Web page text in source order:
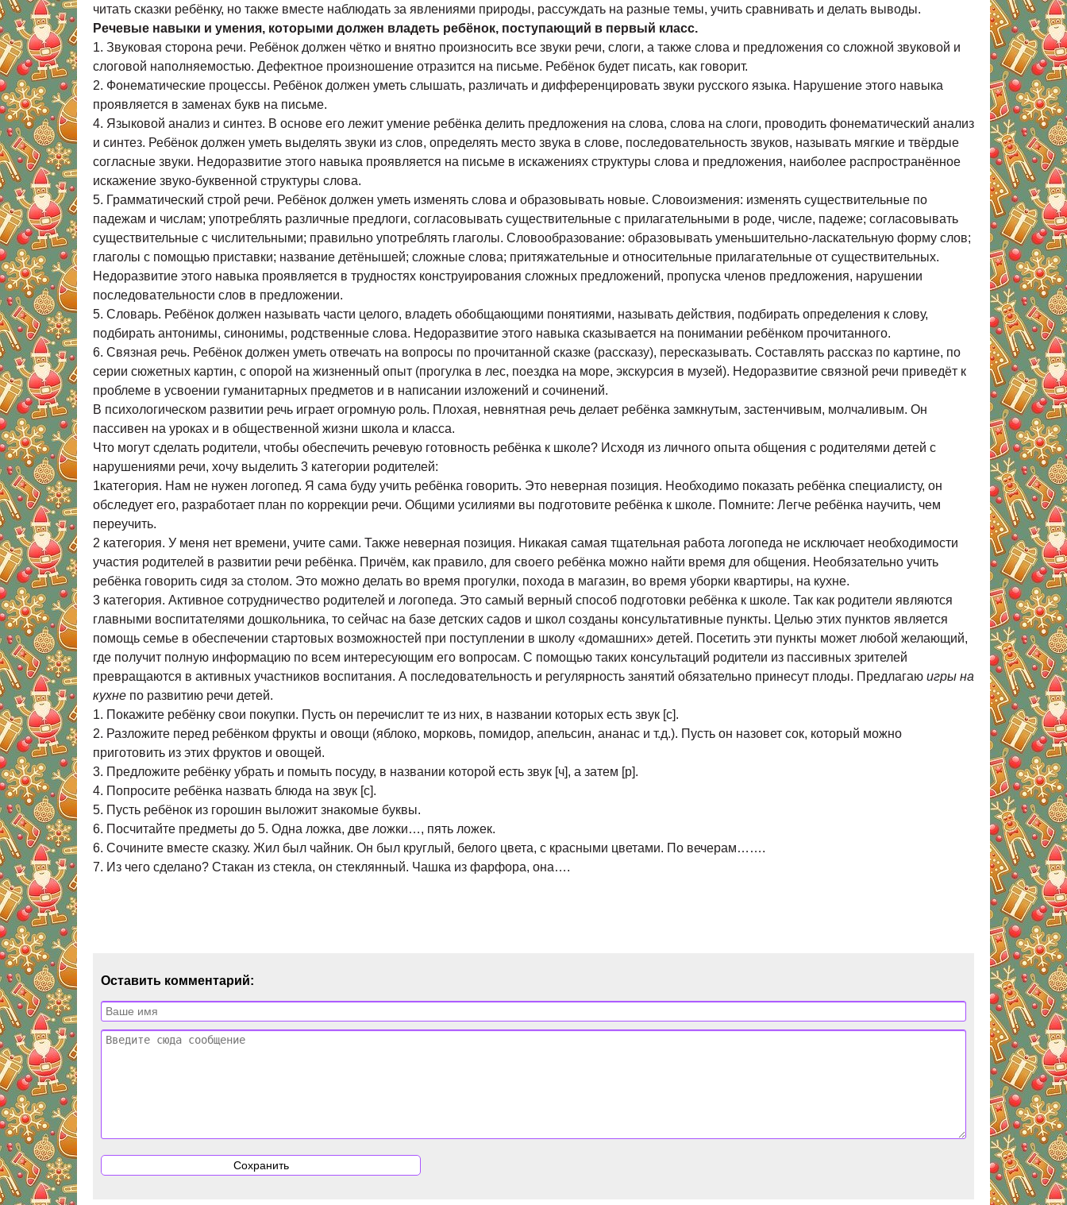
читать сказки ребёнку, но также вместе наблюдать за явлениями природы, рассуждать на разные темы, учить сравнивать и делать выводы.
Речевые навыки и умения, которыми должен владеть ребёнок, поступающий в первый класс.
1. Звуковая сторона речи. Ребёнок должен чётко и внятно произносить все звуки речи, слоги, а также слова и предложения со сложной звуковой и
слоговой наполняемостью. Дефектное произношение отразится на письме. Ребёнок будет писать, как говорит.
2. Фонематические процессы. Ребёнок должен уметь слышать, различать и дифференцировать звуки русского языка. Нарушение этого навыка
проявляется в заменах букв на письме.
4. Языковой анализ и синтез. В основе его лежит умение ребёнка делить предложения на слова, слова на слоги, проводить фонематический анализ
и синтез. Ребёнок должен уметь выделять звуки из слов, определять место звука в слове, последовательность звуков, называть мягкие и твёрдые
согласные звуки. Недоразвитие этого навыка проявляется на письме в искажениях структуры слова и предложения, наиболее распространённое
искажение звуко-буквенной структуры слова.
5. Грамматический строй речи. Ребёнок должен уметь изменять слова и образовывать новые. Словоизмения: изменять существительные по
падежам и числам; употреблять различные предлоги, согласовывать существительные с прилагательными в роде, числе, падеже; согласовывать
существительные с числительными; правильно употреблять глаголы. Словообразование: образовывать уменьшительно-ласкательную форму слов;
глаголы с помощью приставки; название детёнышей; сложные слова; притяжательные и относительные прилагательные от существительных.
Недоразвитие этого навыка проявляется в трудностях конструирования сложных предложений, пропуска членов предложения, нарушении
последовательности слов в предложении.
5. Словарь. Ребёнок должен называть части целого, владеть обобщающими понятиями, называть действия, подбирать определения к слову,
подбирать антонимы, синонимы, родственные слова. Недоразвитие этого навыка сказывается на понимании ребёнком прочитанного.
6. Связная речь. Ребёнок должен уметь отвечать на вопросы по прочитанной сказке (рассказу), пересказывать. Составлять рассказ по картине, по
серии сюжетных картин, с опорой на жизненный опыт (прогулка в лес, поездка на море, экскурсия в музей). Недоразвитие связной речи приведёт к
проблеме в усвоении гуманитарных предметов и в написании изложений и сочинений.
В психологическом развитии речь играет огромную роль. Плохая, невнятная речь делает ребёнка замкнутым, застенчивым, молчаливым. Он
пассивен на уроках и в общественной жизни школа и класса.
Что могут сделать родители, чтобы обеспечить речевую готовность ребёнка к школе? Исходя из личного опыта общения с родителями детей с
нарушениями речи, хочу выделить 3 категории родителей:
1категория. Нам не нужен логопед. Я сама буду учить ребёнка говорить. Это неверная позиция. Необходимо показать ребёнка специалисту, он
обследует его, разработает план по коррекции речи. Общими усилиями вы подготовите ребёнка к школе. Помните: Легче ребёнка научить, чем
переучить.
2 категория. У меня нет времени, учите сами. Также неверная позиция. Никакая самая тщательная работа логопеда не исключает необходимости
участия родителей в развитии речи ребёнка. Причём, как правило, для своего ребёнка можно найти время для общения. Необязательно учить
ребёнка говорить сидя за столом. Это можно делать во время прогулки, похода в магазин, во время уборки квартиры, на кухне.
3 категория. Активное сотрудничество родителей и логопеда. Это самый верный способ подготовки ребёнка к школе. Так как родители являются
главными воспитателями дошкольника, то сейчас на базе детских садов и школ созданы консультативные пункты. Целью этих пунктов является
помощь семье в обеспечении стартовых возможностей при поступлении в школу «домашних» детей. Посетить эти пункты может любой желающий,
где получит полную информацию по всем интересующим его вопросам. С помощью таких консультаций родители из пассивных зрителей
превращаются в активных участников воспитания. А последовательность и регулярность занятий обязательно принесут плоды. Предлагаю игры на
кухне по развитию речи детей.
1. Покажите ребёнку свои покупки. Пусть он перечислит те из них, в названии которых есть звук [с].
2. Разложите перед ребёнком фрукты и овощи (яблоко, морковь, помидор, апельсин, ананас и т.д.). Пусть он назовет сок, который можно
приготовить из этих фруктов и овощей.
3. Предложите ребёнку убрать и помыть посуду, в названии которой есть звук [ч], а затем [р].
4. Попросите ребёнка назвать блюда на звук [с].
5. Пусть ребёнок из горошин выложит знакомые буквы.
6. Посчитайте предметы до 5. Одна ложка, две ложки…, пять ложек.
6. Сочините вместе сказку. Жил был чайник. Он был круглый, белого цвета, с красными цветами. По вечерам…….
7. Из чего сделано? Стакан из стекла, он стеклянный. Чашка из фарфора, она….
Оставить комментарий: